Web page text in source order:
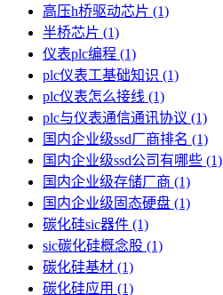
高压h桥驱动芯片 (1)
半桥芯片 (1)
仪表plc编程 (1)
plc仪表工基础知识 (1)
plc仪表怎么接线 (1)
plc与仪表通信通讯协议 (1)
国内企业级ssd厂商排名 (1)
国内企业级ssd公司有哪些 (1)
国内企业级存储厂商 (1)
国内企业级固态硬盘 (1)
碳化硅sic器件 (1)
sic碳化硅概念股 (1)
碳化硅基材 (1)
碳化硅应用 (1)